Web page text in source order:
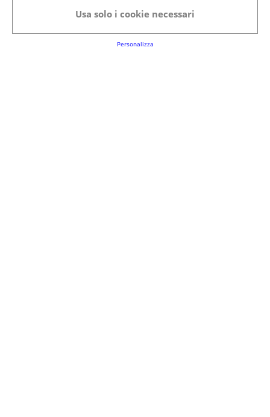
Animali
Usa solo i cookie necessari
Personalizza